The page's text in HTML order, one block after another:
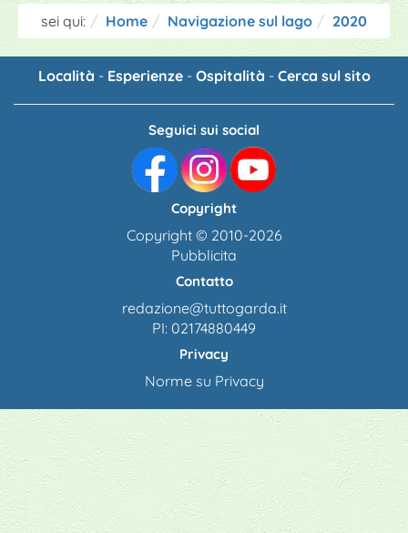
sei qui: Home Navigazione sul lago 2020
Località - Esperienze- Ospitalità - Cerca sul sito
Seguici sui social
Copyright
Copyright © 2010-2026
Pubblicita
Contatto
redazione@tuttogarda.it
PI: 02174880449
Privacy
Norme su Privacy